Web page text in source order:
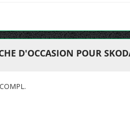
D'OCCASION POUR